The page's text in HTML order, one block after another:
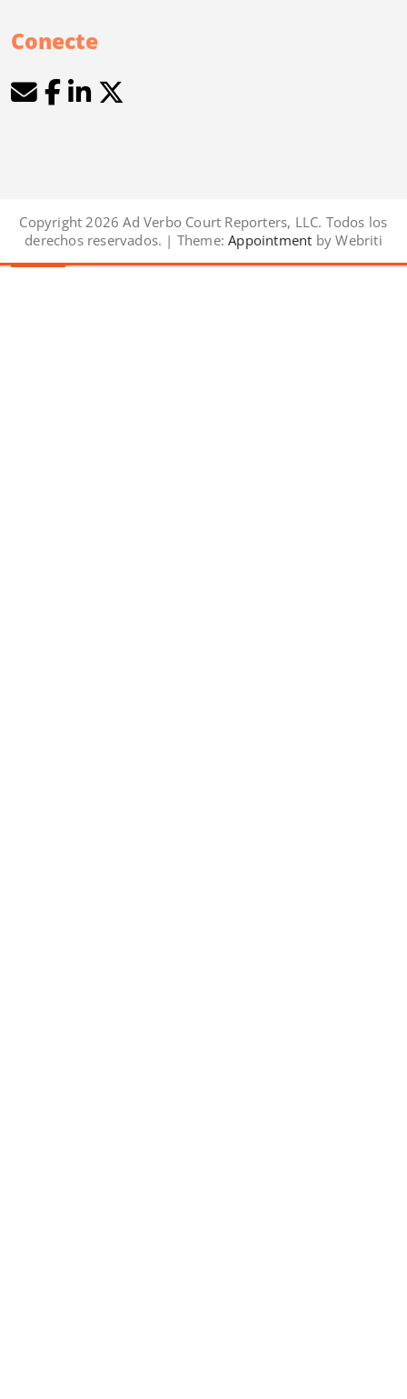
Conecte
Copyright 2026 Ad Verbo Court Reporters, LLC. Todos los
derechos reservados. | Theme: Appointment by Webriti